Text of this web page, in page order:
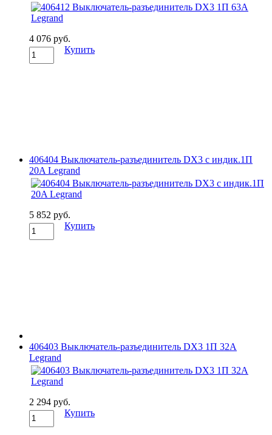
4 076 руб.
Купить
406404 Выключатель-разъединитель DX3 с индик.1П
20A Legrand
5 852 руб.
Купить
406403 Выключатель-разъединитель DX3 1П 32A
Legrand
2 294 руб.
Купить